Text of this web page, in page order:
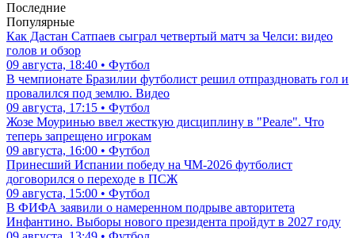
Последние
Популярные
Как Дастан Сатпаев сыграл четвертый матч за Челси: видео
голов и обзор
09 августа, 18:40 • Футбол
В чемпионате Бразилии футболист решил отпраздновать гол и
провалился под землю. Видео
09 августа, 17:15 • Футбол
Жозе Моуринью ввел жесткую дисциплину в "Реале". Что
теперь запрещено игрокам
09 августа, 16:00 • Футбол
Принесший Испании победу на ЧМ-2026 футболист
договорился о переходе в ПСЖ
09 августа, 15:00 • Футбол
В ФИФА заявили о намеренном подрыве авторитета
Инфантино. Выборы нового президента пройдут в 2027 году